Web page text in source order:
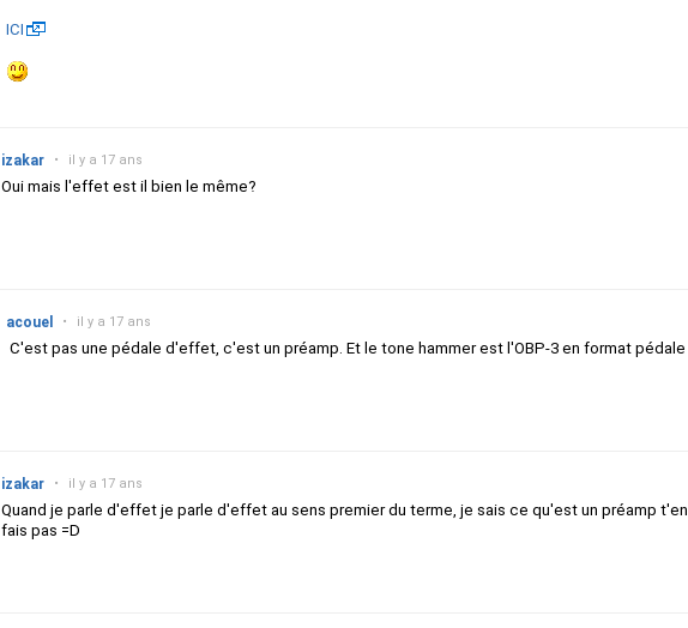
ICI
izakar • il y a 17 ans
Oui mais l'effet est il bien le même?
acouel • il y a 17 ans
C'est pas une pédale d'effet, c'est un préamp. Et le tone hammer est l'OBP-3 en format pédale
izakar • il y a 17 ans
Quand je parle d'effet je parle d'effet au sens premier du terme, je sais ce qu'est un préamp t'en
fais pas =D